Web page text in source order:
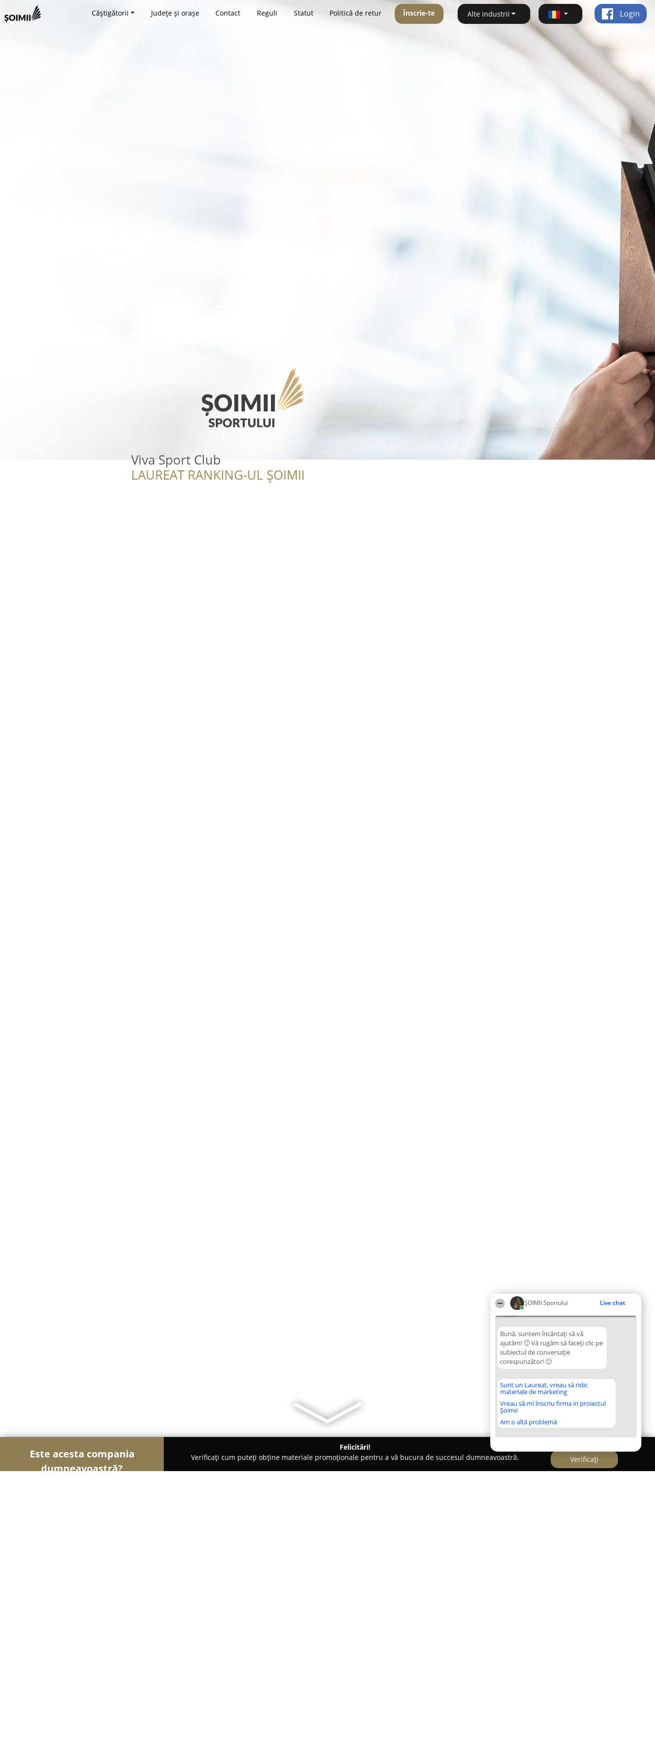
ȘOIMII Sportului Live chat
13:03
Bună, suntem încântați să vă
ajutăm! 🙂 Vă rugăm să faceți clic pe
subiectul de conversație
corespunzător! 🙂
Sunt un Laureat, vreau să ridic
materiale de marketing
Vreau să-mi înscriu firma in proiectul
Șoimii
Am o altă problemă
Câștigătorii Județe și orașe Contact Reguli Statut Politică de retur Înscrie-te Alte industrii Login
Viva Sport Club
LAUREAT RANKING-UL ȘOIMII
Este acesta compania
dumneavoastră?
Felicitări!
Verificați cum puteți obține materiale promoționale pentru a vă bucura de succesul dumneavoastră.
Verificați